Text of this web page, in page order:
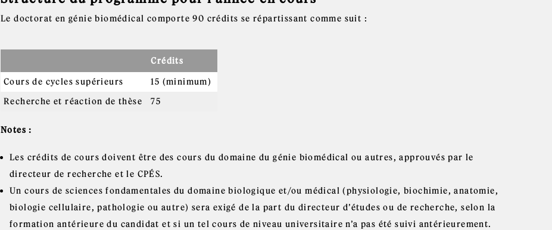
Le doctorat en génie biomédical comporte 90 crédits se répartissant comme suit :
Crédits
Cours de cycles supérieurs
15 (minimum)
Recherche et réaction de thèse
75
Notes :
Les crédits de cours doivent être des cours du domaine du génie biomédical ou autres, approuvés par le
directeur de recherche et le CPÉS.
Un cours de sciences fondamentales du domaine biologique et/ou médical (physiologie, biochimie, anatomie,
biologie cellulaire, pathologie ou autre) sera exigé de la part du directeur d’études ou de recherche, selon la
formation antérieure du candidat et si un tel cours de niveau universitaire n’a pas été suivi antérieurement.